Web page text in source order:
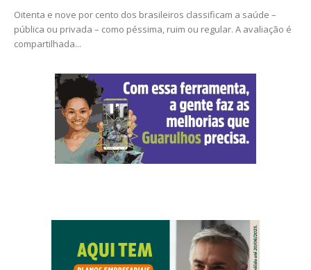
Oitenta e nove por cento dos brasileiros classificam a saúde –
pública ou privada – como péssima, ruim ou regular. A avaliação é
compartilhada...